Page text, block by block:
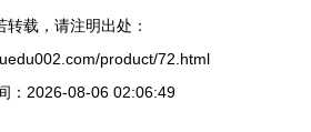
转载，请注明出处：
product/72.html
：2026-08-06 02:06:49